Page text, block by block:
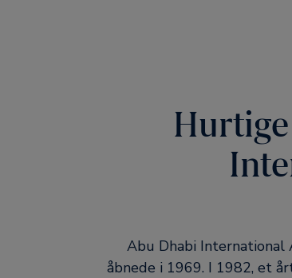
Abu Dhabi International
åbnede i 1969. I 1982, et